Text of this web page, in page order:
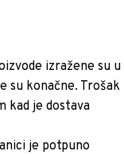
izražene su u
su konačne. Trošak
kad je dostava
je potpuno